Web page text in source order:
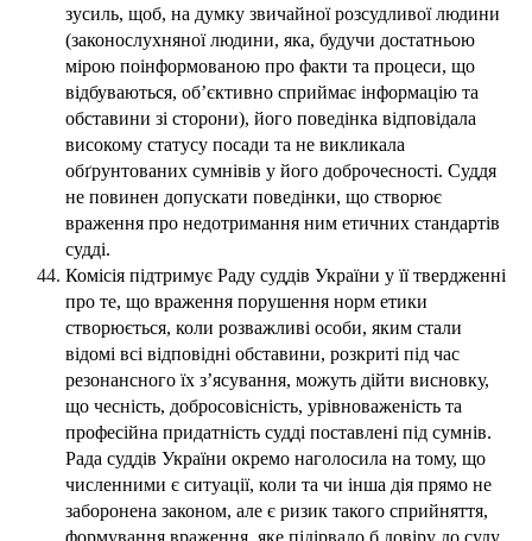
зусиль, щоб, на думку звичайної розсудливої людини
(законослухняної людини, яка, будучи достатньою
мірою поінформованою про факти та процеси, що
відбуваються, об’єктивно сприймає інформацію та
обставини зі сторони), його поведінка відповідала
високому статусу посади та не викликала
обґрунтованих сумнівів у його доброчесності. Суддя
не повинен допускати поведінки, що створює
враження про недотримання ним етичних стандартів
судді.
Комісія підтримує Раду суддів України у її твердженні
про те, що враження порушення норм етики
створюється, коли розважливі особи, яким стали
відомі всі відповідні обставини, розкриті під час
резонансного їх з’ясування, можуть дійти висновку,
що чесність, добросовісність, урівноваженість та
професійна придатність судді поставлені під сумнів.
Рада суддів України окремо наголосила на тому, що
численними є ситуації, коли та чи інша дія прямо не
заборонена законом, але є ризик такого сприйняття,